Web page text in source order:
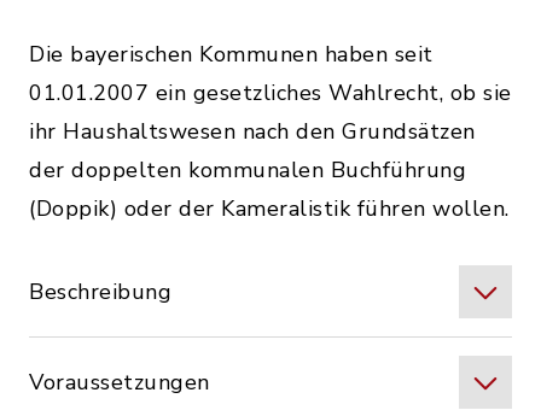
Die bayerischen Kommunen haben seit
01.01.2007 ein gesetzliches Wahlrecht, ob sie
ihr Haushaltswesen nach den Grundsätzen
der doppelten kommunalen Buchführung
(Doppik) oder der Kameralistik führen wollen.
Beschreibung
Voraussetzungen